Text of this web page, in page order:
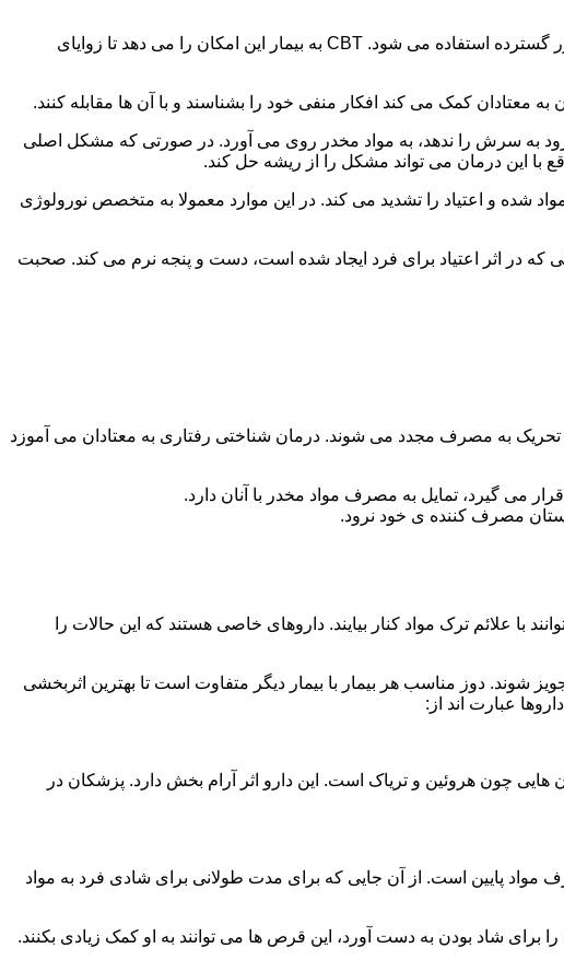
در این درمان به مصرف کننده اجازه داده می شود با مشکلات و درگیری های ذهنی خود روبه رو شود. امروزه از این درمان به طور گسترده استفاده می شود. CBT به بیمار این امکان را می دهد تا زوایای
معتادان کمک می کند افکار منفی خود را بشناسند و با آن ها مقابله کنند.
به سرش را ندهد، به مواد مخدر روی می آورد. در صورتی که مشکل اصلی
با این درمان می تواند مشکل را از ریشه حل کند.
شده و اعتیاد را تشدید می کند. در این موارد معمولا به متخصص نورولوژی
که در اثر اعتیاد برای فرد ایجاد شده است، دست و پنجه نرم می کند. صحبت
به مصرف مجدد می شوند. درمان شناختی رفتاری به معتادان می آموزد
می گیرد، تمایل به مصرف مواد مخدر با آنان دارد.
مصرف کننده ی خود نرود.
با علائم ترک مواد کنار بیایند. داروهای خاصی هستند که این حالات را
شوند. دوز مناسب هر بیمار با بیمار دیگر متفاوت است تا بهترین اثربخشی
عبارت اند از:
چون هروئین و تریاک است. این دارو اثر آرام بخش دارد. پزشکان در
پایین است. از آن جایی که برای مدت طولانی برای شادی فرد به مواد
برای شاد بودن به دست آورد، این قرص ها می توانند به او کمک زیادی بکنند.